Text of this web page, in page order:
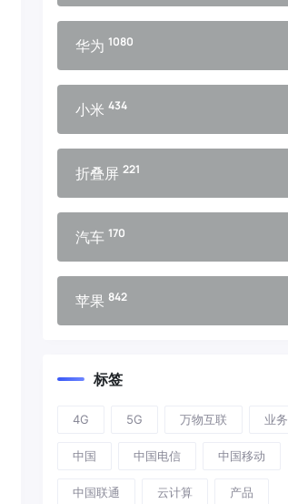
华为 1080
小米 434
折叠屏 221
汽车 170
苹果 842
标签
4G 5G 万物互联 业务
中国 中国电信 中国移动
中国联通 云计算 产品